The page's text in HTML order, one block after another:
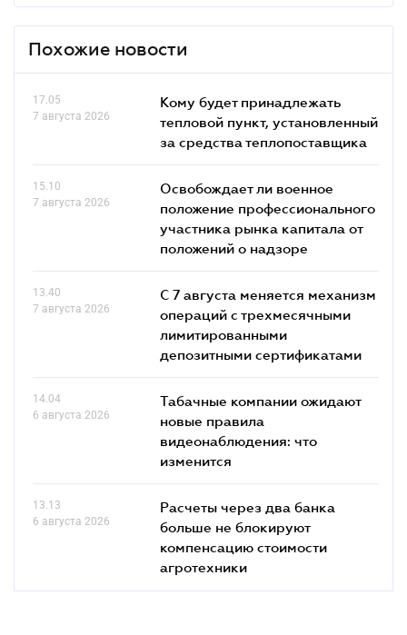
Похожие новости
17.05
7 августа 2026
Кому будет принадлежать
тепловой пункт, установленный
за средства теплопоставщика
15.10
7 августа 2026
Освобождает ли военное
положение профессионального
участника рынка капитала от
положений о надзоре
13.40
7 августа 2026
С 7 августа меняется механизм
операций с трехмесячными
лимитированными
депозитными сертификатами
14.04
6 августа 2026
Табачные компании ожидают
новые правила
видеонаблюдения: что
изменится
13.13
6 августа 2026
Расчеты через два банка
больше не блокируют
компенсацию стоимости
агротехники